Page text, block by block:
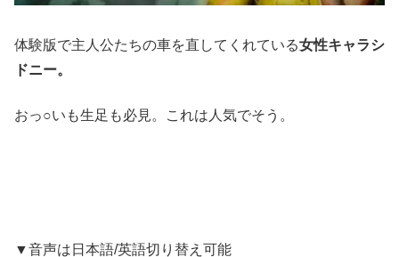
体験版で主人公たちの車を直してくれている女性キャラシ
ドニー。
おっ○いも生足も必見。これは人気でそう。
▼音声は日本語/英語切り替え可能